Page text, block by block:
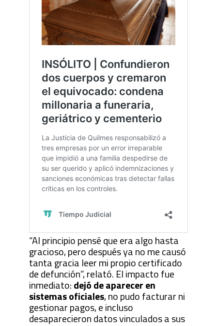
“Al principio pensé que era algo hasta
gracioso, pero después ya no me causó
tanta gracia leer mi propio certificado
de defunción”, relató. El impacto fue
inmediato:dejó de aparecer en
sistemas oficiales, no pudo facturar ni
gestionar pagos, e incluso
desaparecieron datos vinculados a sus